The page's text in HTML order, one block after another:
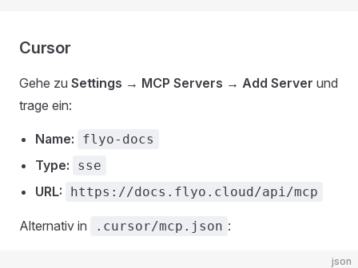
Cursor
Gehe zu Settings → MCP Servers → Add Server und
trage ein:
Name: flyo-docs
Type: sse
URL: https://docs.flyo.cloud/api/mcp
Alternativ in .cursor/mcp.json :
json